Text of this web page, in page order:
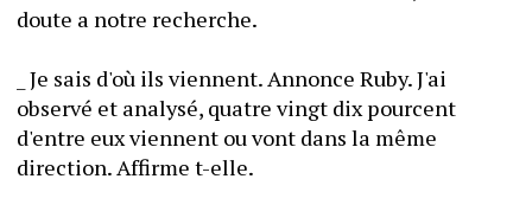
doute a notre recherche.
_ Je sais d'où ils viennent. Annonce Ruby. J'ai
observé et analysé, quatre vingt dix pourcent
d'entre eux viennent ou vont dans la même
direction. Affirme t-elle.